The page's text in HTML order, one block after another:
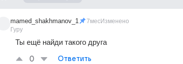
mamed_shakhmanov_1
Гуру
7месИзменено
Ты ещё найди такого друга
0 Ответить